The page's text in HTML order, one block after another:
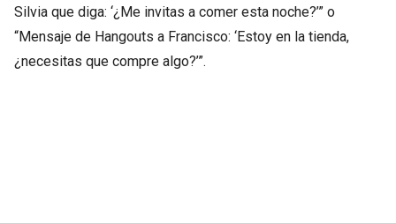
Silvia que diga: ‘¿Me invitas a comer esta noche?’” o
“Mensaje de Hangouts a Francisco: ‘Estoy en la tienda,
¿necesitas que compre algo?’”.